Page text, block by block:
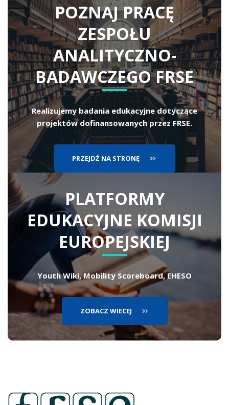
POZNAJ PRACĘ
ZESPOŁU
ANALITYCZNO-
BADAWCZEGO FRSE
Realizujemy badania edukacyjne dotyczące
projektów dofinansowanych przez FRSE.
PRZEJDŹ NA STRONĘ
PLATFORMY
EDUKACYJNE KOMISJI
EUROPEJSKIEJ
Youth Wiki, Mobility Scoreboard, EHESO
ZOBACZ WIECEJ